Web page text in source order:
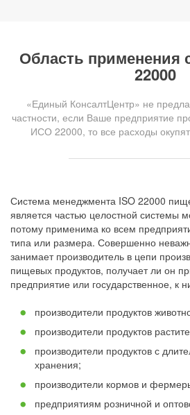
Область применения
22000
«Единый КонсалтЦентр» не
частности, если Ваше предприятие
ИСО 22000, то все расходы
Система менеджмента ISO 22000
является частью целостной системы
потому применима ко всем
типа или размера. Совершенно
занимает производитель в цепи
пищевых продуктов, получает ли он
предприятие или государственное, к
производители продуктов
производители продуктов
производители продуктов с
хранения;
производители кормов и
предприятиям розничной и